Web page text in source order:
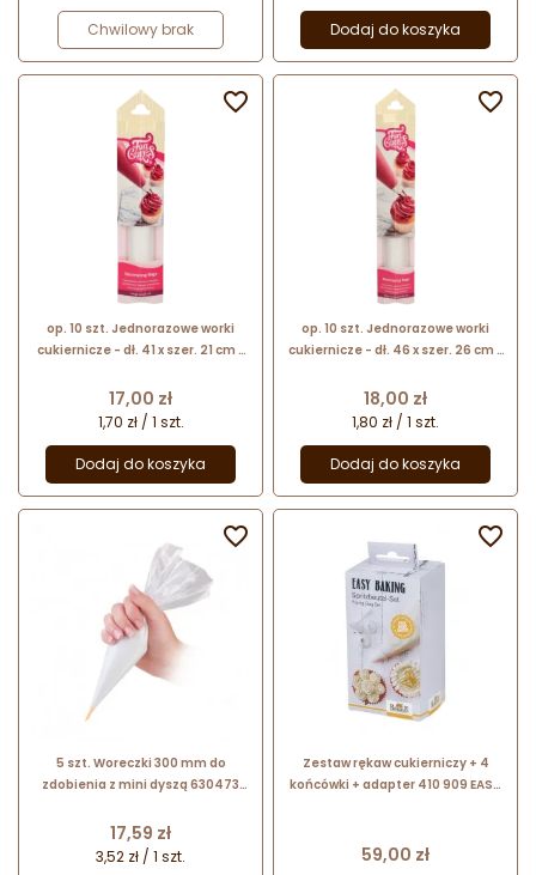
Chwilowy brak Dodaj do koszyka
op. 10 szt. Jednorazowe worki
cukiernicze - dł. 41 x szer. 21 cm -
antypoślizgowego tworzywa
Cena
17,00 zł
1,70 zł / 1 szt.
Dodaj do koszyka

op. 10 szt. Jednorazowe worki
cukiernicze - dł. 46 x szer. 26 cm -
antypoślizgowego tworzywa
Cena
18,00 zł
1,80 zł / 1 szt.
Dodaj do koszyka

5 szt. Woreczki 300 mm do
zdobienia z mini dyszą 630473
Cena
17,59 zł
3,52 zł / 1 szt.

Zestaw rękaw cukierniczy + 4
końcówki + adapter 410 909 EASY
Cena
59,00 zł
